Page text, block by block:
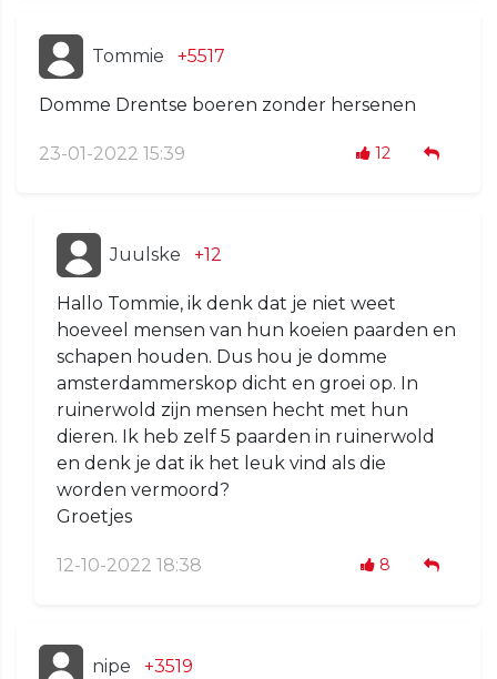
Tommie +5517
Domme Drentse boeren zonder hersenen
23-01-2022 15:39 12
Juulske +12
Hallo Tommie, ik denk dat je niet weet
hoeveel mensen van hun koeien paarden en
schapen houden. Dus hou je domme
amsterdammerskop dicht en groei op. In
ruinerwold zijn mensen hecht met hun
dieren. Ik heb zelf 5 paarden in ruinerwold
en denk je dat ik het leuk vind als die
worden vermoord?
Groetjes
12-10-2022 18:38 8
nipe +3519